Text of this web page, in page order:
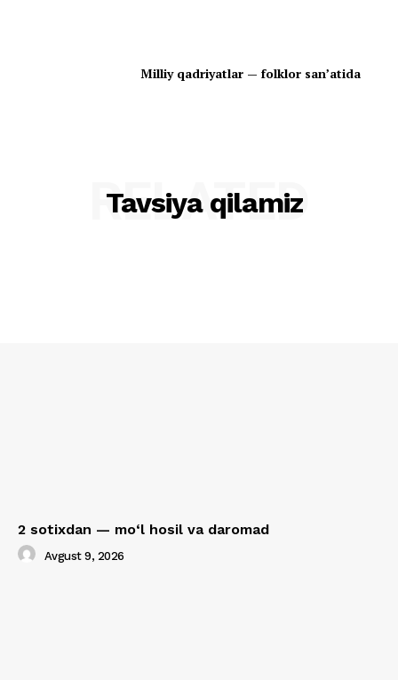
Milliy qadriyatlar — folklor san’atida
Tavsiya qilamiz
RELATED
2 sotixdan — mo‘l hosil va daromad
Avgust 9, 2026